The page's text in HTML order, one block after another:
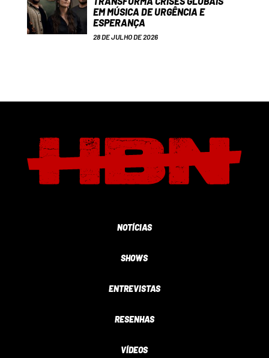
EM MÚSICA DE URGÊNCIA E
ESPERANÇA
28 DE JULHO DE 2026
NOTÍCIAS
SHOWS
ENTREVISTAS
RESENHAS
VÍDEOS